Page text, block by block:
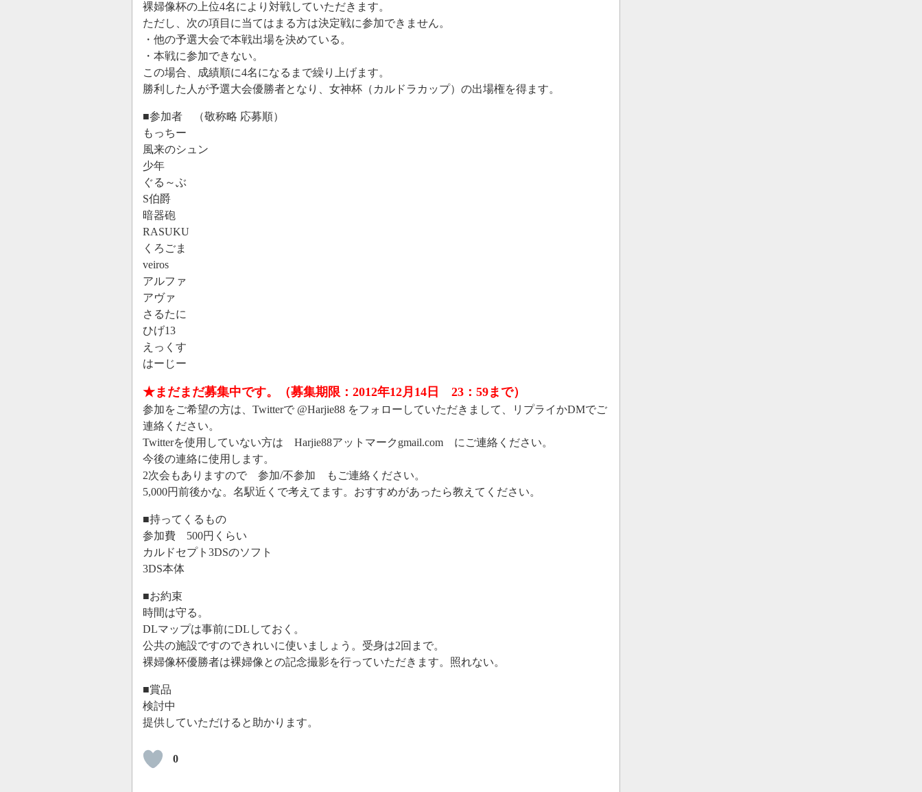
裸婦像杯の上位4名により対戦していただきます。
ただし、次の項目に当てはまる方は決定戦に参加できません。
・他の予選大会で本戦出場を決めている。
・本戦に参加できない。
この場合、成績順に4名になるまで繰り上げます。
勝利した人が予選大会優勝者となり、女神杯（カルドラカップ）の出場権を得ます。
■参加者 （敬称略 応募順）
もっちー
風来のシュン
少年
ぐる～ぶ
S伯爵
暗器砲
RASUKU
くろごま
veiros
アルファ
アヴァ
さるたに
ひげ13
えっくす
はーじー
★まだまだ募集中です。（募集期限：2012年12月14日 23：59まで）
参加をご希望の方は、Twitterで @Harjie88 をフォローしていただきまして、リプライかDMでご
連絡ください。
Twitterを使用していない方は Harjie88アットマークgmail.com にご連絡ください。
今後の連絡に使用します。
2次会もありますので 参加/不参加 もご連絡ください。
5,000円前後かな。名駅近くで考えてます。おすすめがあったら教えてください。
■持ってくるもの
参加費 500円くらい
カルドセプト3DSのソフト
3DS本体
■お約束
時間は守る。
DLマップは事前にDLしておく。
公共の施設ですのできれいに使いましょう。受身は2回まで。
裸婦像杯優勝者は裸婦像との記念撮影を行っていただきます。照れない。
■賞品
検討中
提供していただけると助かります。
0